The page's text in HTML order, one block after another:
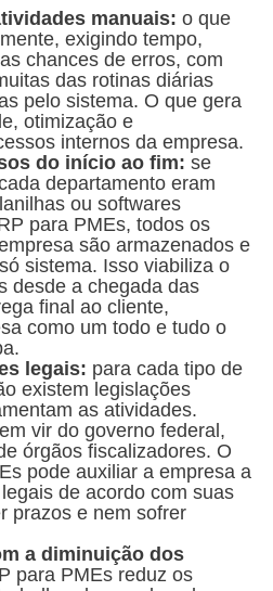
manuais: o que
exigindo tempo,
chances de erros, com
das rotinas diárias
pelo sistema. O que gera
otimização e
internos da empresa.
do início ao fim: se
departamento eram
ou softwares
para PMEs, todos os
são armazenados e
sistema. Isso viabiliza o
desde a chegada das
final ao cliente,
como um todo e tudo o
legais: para cada tipo de
existem legislações
as atividades.
vir do governo federal,
órgãos fiscalizadores. O
pode auxiliar a empresa a
de acordo com suas
prazos e nem sofrer
a diminuição dos
para PMEs reduz os